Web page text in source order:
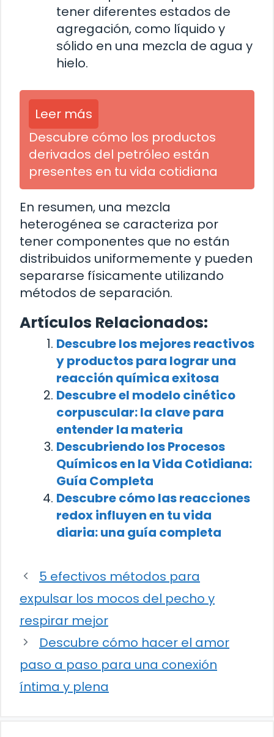
tener diferentes estados de
agregación, como líquido y
sólido en una mezcla de agua y
hielo.
Leer más
Descubre cómo los productos
derivados del petróleo están
presentes en tu vida cotidiana
En resumen, una mezcla
heterogénea se caracteriza por
tener componentes que no están
distribuidos uniformemente y pueden
separarse físicamente utilizando
métodos de separación.
Artículos Relacionados:
Descubre los mejores reactivos
y productos para lograr una
reacción química exitosa
Descubre el modelo cinético
corpuscular: la clave para
entender la materia
Descubriendo los Procesos
Químicos en la Vida Cotidiana:
Guía Completa
Descubre cómo las reacciones
redox influyen en tu vida
diaria: una guía completa
5 efectivos métodos para
expulsar los mocos del pecho y
respirar mejor
Descubre cómo hacer el amor
paso a paso para una conexión
íntima y plena